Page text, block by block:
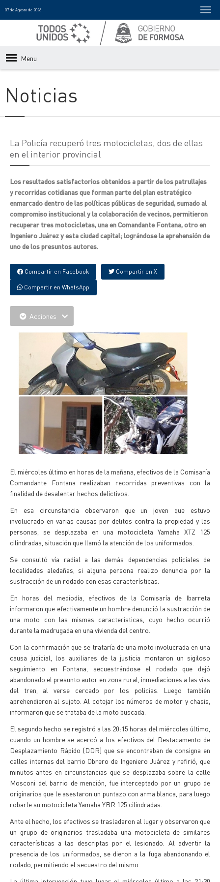
07 de Agosto de 2026
Menu
Noticias
La Policía recuperó tres motocicletas, dos de ellas
en el interior provincial
Los resultados satisfactorios obtenidos a partir de los patrullajes
y recorridas cotidianas que forman parte del plan estratégico
enmarcado dentro de las políticas públicas de seguridad, sumado al
compromiso institucional y la colaboración de vecinos, permitieron
recuperar tres motocicletas, una en Comandante Fontana, otro en
Ingeniero Juárez y esta ciudad capital; lográndose la aprehensión de
uno de los presuntos autores.
Compartir en Facebook Compartir en X
Compartir en WhatsApp
Acciones
El miércoles último en horas de la mañana, efectivos de la Comisaría
Comandante Fontana realizaban recorridas preventivas con la
finalidad de desalentar hechos delictivos.
En esa circunstancia observaron que un joven que estuvo
involucrado en varias causas por delitos contra la propiedad y las
personas, se desplazaba en una motocicleta Yamaha XTZ 125
cilindradas, situación que llamó la atención de los uniformados.
Se consultó vía radial a las demás dependencias policiales de
localidades aledañas, si alguna persona realizo denuncia por la
sustracción de un rodado con esas características.
En horas del mediodía, efectivos de la Comisaría de Ibarreta
informaron que efectivamente un hombre denunció la sustracción de
una moto con las mismas características, cuyo hecho ocurrió
durante la madrugada en una vivienda del centro.
Con la confirmación que se trataría de una moto involucrada en una
causa judicial, los auxiliares de la justicia montaron un sigiloso
seguimiento en Fontana, secuestrándose el rodado que dejó
abandonado el presunto autor en zona rural, inmediaciones a las vías
del tren, al verse cercado por los policías. Luego también
aprehendieron al sujeto. Al cotejar los números de motor y chasis,
informaron que se trataba de la moto buscada.
El segundo hecho se registró a las 20:15 horas del miércoles último,
cuando un hombre se acercó a los efectivos del Destacamento de
Desplazamiento Rápido (DDR) que se encontraban de consigna en
calles internas del barrio Obrero de Ingeniero Juárez y refirió, que
minutos antes en circunstancias que se desplazaba sobre la calle
Mosconi del barrio de mención, fue interceptado por un grupo de
originarios que le asestaron un puntazo con arma blanca, para luego
robarle su motocicleta Yamaha YBR 125 cilindradas.
Ante el hecho, los efectivos se trasladaron al lugar y observaron que
un grupo de originarios trasladaba una motocicleta de similares
características a las descriptas por el lesionado. Al advertir la
presencia de los uniformados, se dieron a la fuga abandonando el
rodado, permitiendo el secuestro del mismo.